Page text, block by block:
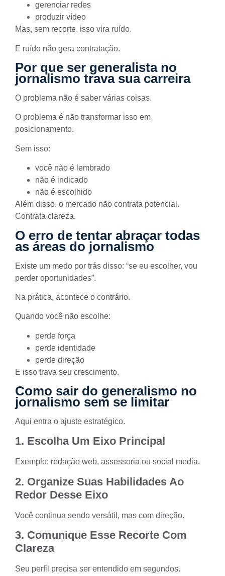
gerenciar redes
produzir vídeo
Mas, sem recorte, isso vira ruído.
E ruído não gera contratação.
Por que ser generalista no
jornalismo trava sua carreira
O problema não é saber várias coisas.
O problema é não transformar isso em
posicionamento.
Sem isso:
você não é lembrado
não é indicado
não é escolhido
Além disso, o mercado não contrata potencial.
Contrata clareza.
O erro de tentar abraçar todas
as áreas do jornalismo
Existe um medo por trás disso: “se eu escolher, vou
perder oportunidades”.
Na prática, acontece o contrário.
Quando você não escolhe:
perde força
perde identidade
perde direção
E isso trava seu crescimento.
Como sair do generalismo no
jornalismo sem se limitar
Aqui entra o ajuste estratégico.
1. Escolha Um Eixo Principal
Exemplo: redação web, assessoria ou social media.
2. Organize Suas Habilidades Ao
Redor Desse Eixo
Você continua sendo versátil, mas com direção.
3. Comunique Esse Recorte Com
Clareza
Seu perfil precisa ser entendido em segundos.